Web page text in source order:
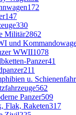
172
147
330
Militär2862
und
WWII1078
Panzer41
211
u.
562
Panzer509
Flak, Raketen317